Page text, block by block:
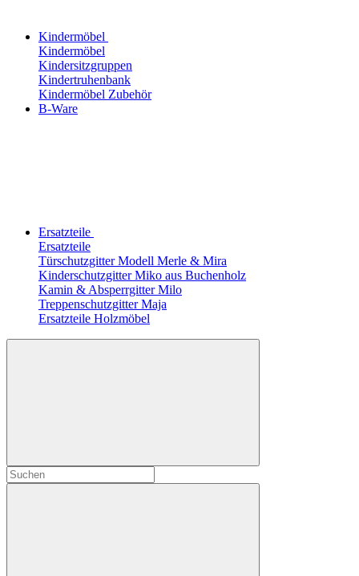
Kindermöbel
Kindermöbel
Kindersitzgruppen
Kindertruhenbank
Kindermöbel Zubehör
B-Ware
Ersatzteile
Ersatzteile
Türschutzgitter Modell Merle & Mira
Kinderschutzgitter Miko aus Buchenholz
Kamin & Absperrgitter Milo
Treppenschutzgitter Maja
Ersatzteile Holzmöbel